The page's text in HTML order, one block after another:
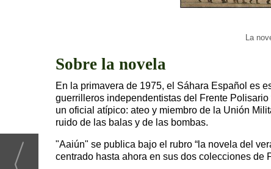
La
Sobre la novela
En la primavera de 1975, el Sáhara Español es
guerrilleros independentistas del Frente
un oficial atípico: ateo y miembro de la Unión
ruido de las balas y de las bombas.
"Aaiún" se publica bajo el rubro “la novela del
centrado hasta ahora en sus dos colecciones de